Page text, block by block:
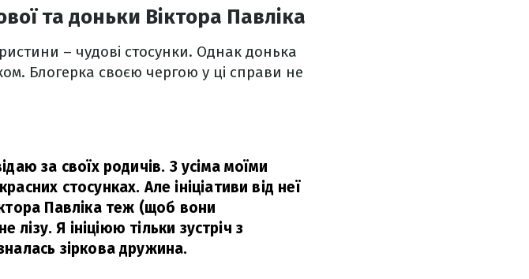
та доньки Віктора Павліка
– чудові стосунки. Однак донька
Блогерка своєю чергою у ці справи не
за своїх родичів. З усіма моїми
стосунках. Але ініціативи від неї
Павліка теж (щоб вони
лізу. Я ініціюю тільки зустріч з
зіркова дружина.